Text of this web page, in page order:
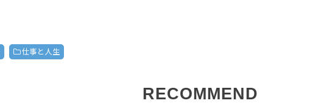
仕事と人生
RECOMMEND